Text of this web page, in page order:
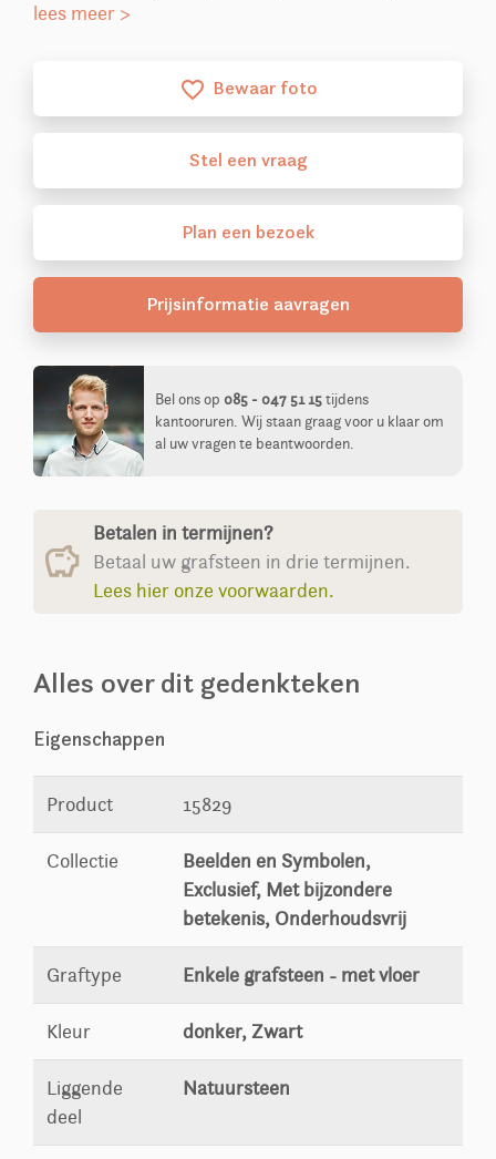
lees meer >
favorite_border Bewaar foto
Stel een vraag
Plan een bezoek
Prijsinformatie aavragen
Bel ons op 085 - 047 51 15tijdens
kantooruren. Wij staan graag voor u klaar om
al uw vragen te beantwoorden.
Betalen in termijnen?
Betaal uw grafsteen in drie termijnen.
Lees hier onze voorwaarden.
Alles over dit gedenkteken
Eigenschappen
Product 15829
Collectie
Beelden en Symbolen,
Exclusief, Met bijzondere
betekenis, Onderhoudsvrij
Graftype Enkele grafsteen - met vloer
Kleur donker, Zwart
Liggende
deel
Natuursteen